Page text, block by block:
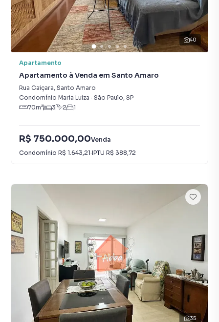
40
Apartamento
Apartamento à Venda em Santo Amaro
Rua Caiçara, Santo Amaro
Condomínio Maria Luiza · São Paulo, SP
70m² 3 2 1
R$ 750.000,00Venda
Condomínio R$ 1.643,21·IPTU R$ 388,72
35